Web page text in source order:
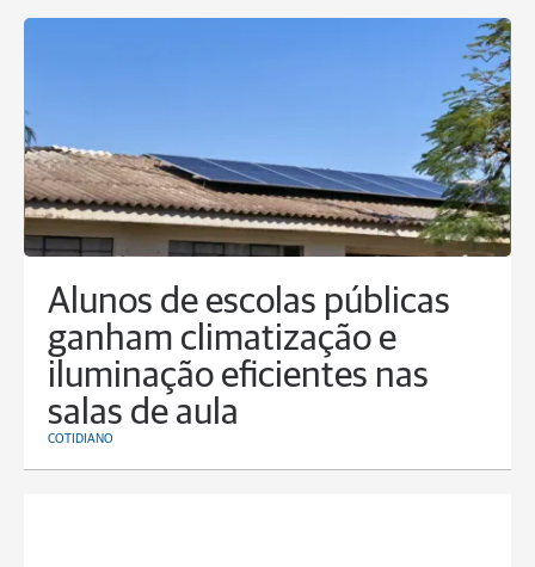
Alunos de escolas públicas
ganham climatização e
iluminação eficientes nas
salas de aula
COTIDIANO